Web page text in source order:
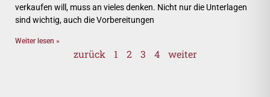
verkaufen will, muss an vieles denken. Nicht nur die Unterlagen
sind wichtig, auch die Vorbereitungen
Weiter lesen »
zurück 1 2 3 4 weiter